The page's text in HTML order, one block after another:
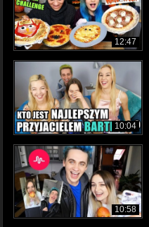
12:47
10:04
10:58